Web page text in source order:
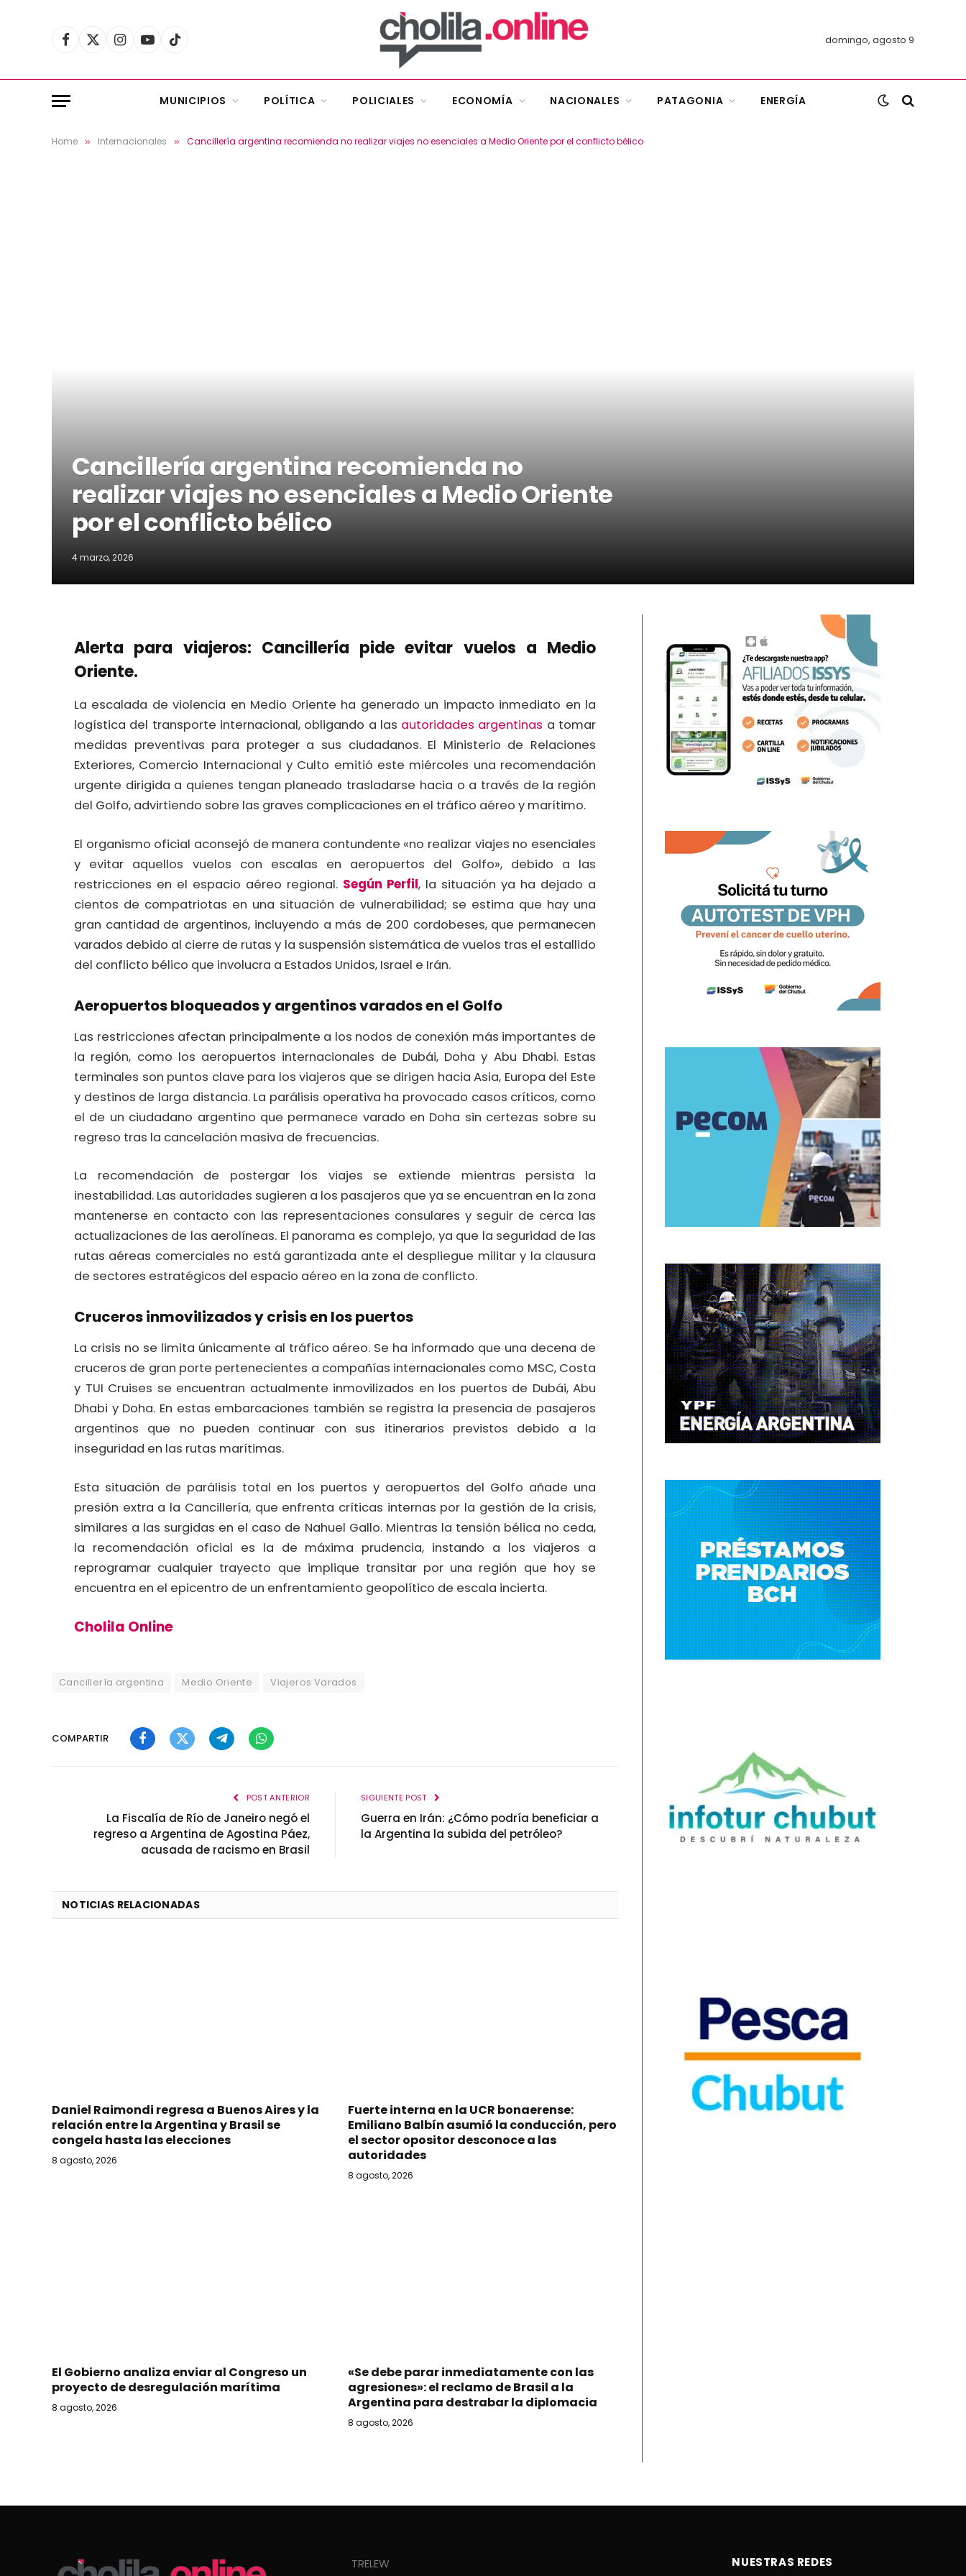
Facebook
X
Instagram
YouTubeTikTok domingo, agosto 9
MUNICIPIOS POLÍTICA POLICIALES ECONOMÍA NACIONALES PATAGONIA ENERGÍA
Home » Internacionales » Cancillería argentina recomienda no realizar viajes no esenciales a Medio Oriente por el conflicto bélico
Cancillería argentina recomienda no
realizar viajes no esenciales a Medio Oriente
por el conflicto bélico
4 marzo, 2026
Alerta para viajeros: Cancillería pide evitar vuelos a Medio
Oriente.
La escalada de violencia en Medio Oriente ha generado un impacto inmediato en la
logística del transporte internacional, obligando a las autoridades argentinas a tomar
medidas preventivas para proteger a sus ciudadanos. El Ministerio de Relaciones
Exteriores, Comercio Internacional y Culto emitió este miércoles una recomendación
urgente dirigida a quienes tengan planeado trasladarse hacia o a través de la región
del Golfo, advirtiendo sobre las graves complicaciones en el tráfico aéreo y marítimo.
El organismo oficial aconsejó de manera contundente «no realizar viajes no esenciales
y evitar aquellos vuelos con escalas en aeropuertos del Golfo», debido a las
restricciones en el espacio aéreo regional. Según Perfil, la situación ya ha dejado a
cientos de compatriotas en una situación de vulnerabilidad; se estima que hay una
gran cantidad de argentinos, incluyendo a más de 200 cordobeses, que permanecen
varados debido al cierre de rutas y la suspensión sistemática de vuelos tras el estallido
del conflicto bélico que involucra a Estados Unidos, Israel e Irán.
Aeropuertos bloqueados y argentinos varados en el Golfo
Las restricciones afectan principalmente a los nodos de conexión más importantes de
la región, como los aeropuertos internacionales de Dubái, Doha y Abu Dhabi. Estas
terminales son puntos clave para los viajeros que se dirigen hacia Asia, Europa del Este
y destinos de larga distancia. La parálisis operativa ha provocado casos críticos, como
el de un ciudadano argentino que permanece varado en Doha sin certezas sobre su
regreso tras la cancelación masiva de frecuencias.
La recomendación de postergar los viajes se extiende mientras persista la
inestabilidad. Las autoridades sugieren a los pasajeros que ya se encuentran en la zona
mantenerse en contacto con las representaciones consulares y seguir de cerca las
actualizaciones de las aerolíneas. El panorama es complejo, ya que la seguridad de las
rutas aéreas comerciales no está garantizada ante el despliegue militar y la clausura
de sectores estratégicos del espacio aéreo en la zona de conflicto.
Cruceros inmovilizados y crisis en los puertos
La crisis no se limita únicamente al tráfico aéreo. Se ha informado que una decena de
cruceros de gran porte pertenecientes a compañías internacionales como MSC, Costa
y TUI Cruises se encuentran actualmente inmovilizados en los puertos de Dubái, Abu
Dhabi y Doha. En estas embarcaciones también se registra la presencia de pasajeros
argentinos que no pueden continuar con sus itinerarios previstos debido a la
inseguridad en las rutas marítimas.
Esta situación de parálisis total en los puertos y aeropuertos del Golfo añade una
presión extra a la Cancillería, que enfrenta críticas internas por la gestión de la crisis,
similares a las surgidas en el caso de Nahuel Gallo. Mientras la tensión bélica no ceda,
la recomendación oficial es la de máxima prudencia, instando a los viajeros a
reprogramar cualquier trayecto que implique transitar por una región que hoy se
encuentra en el epicentro de un enfrentamiento geopolítico de escala incierta.
Cholila Online
Cancillería argentina Medio Oriente Viajeros Varados
COMPARTIR
FacebookTwitterTelegramWhatsApp
POST ANTERIOR
La Fiscalía de Río de Janeiro negó el
regreso a Argentina de Agostina Páez,
acusada de racismo en Brasil
SIGUIENTE POST
Guerra en Irán: ¿Cómo podría beneficiar a
la Argentina la subida del petróleo?
NOTICIAS RELACIONADAS
Daniel Raimondi regresa a Buenos Aires y la
relación entre la Argentina y Brasil se
congela hasta las elecciones
8 agosto, 2026
Fuerte interna en la UCR bonaerense:
Emiliano Balbín asumió la conducción, pero
el sector opositor desconoce a las
autoridades
8 agosto, 2026
El Gobierno analiza enviar al Congreso un
proyecto de desregulación marítima
8 agosto, 2026
«Se debe parar inmediatamente con las
agresiones»: el reclamo de Brasil a la
Argentina para destrabar la diplomacia
8 agosto, 2026
TRELEW NUESTRAS REDES